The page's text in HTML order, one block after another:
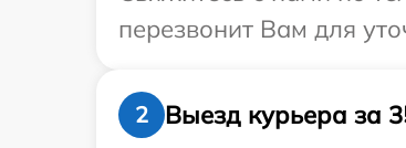
перезвонит Вам для
2
Выезд курьера за